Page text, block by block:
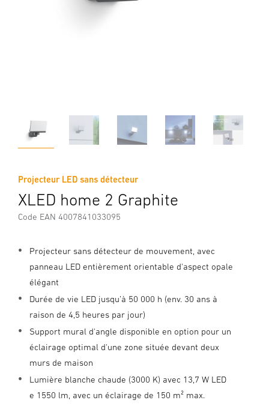
Projecteur LED sans détecteur
XLED home 2 Graphite
Code EAN 4007841033095
Projecteur sans détecteur de mouvement, avec
panneau LED entièrement orientable d'aspect opale
élégant
Durée de vie LED jusqu’à 50 000 h (env. 30 ans à
raison de 4,5 heures par jour)
Support mural d'angle disponible en option pour un
éclairage optimal d'une zone située devant deux
murs de maison
Lumière blanche chaude (3000 K) avec 13,7 W LED
e 1550 lm, avec un éclairage de 150 m² max.